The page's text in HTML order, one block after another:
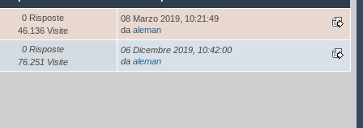
0 Risposte
46.136 Visite
08 Marzo 2019, 10:21:49
da aleman
0 Risposte
76.251 Visite
06 Dicembre 2019, 10:42:00
da aleman